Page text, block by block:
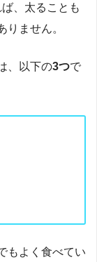
、太ることも
りません。
、以下の3つで
もよく食べてい